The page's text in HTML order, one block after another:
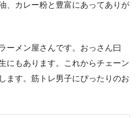
、カレー粉と豊富にあってありが
ーメン屋さんです。おっさん曰
にもあります。これからチェーン
ます。筋トレ男子にぴったりのお